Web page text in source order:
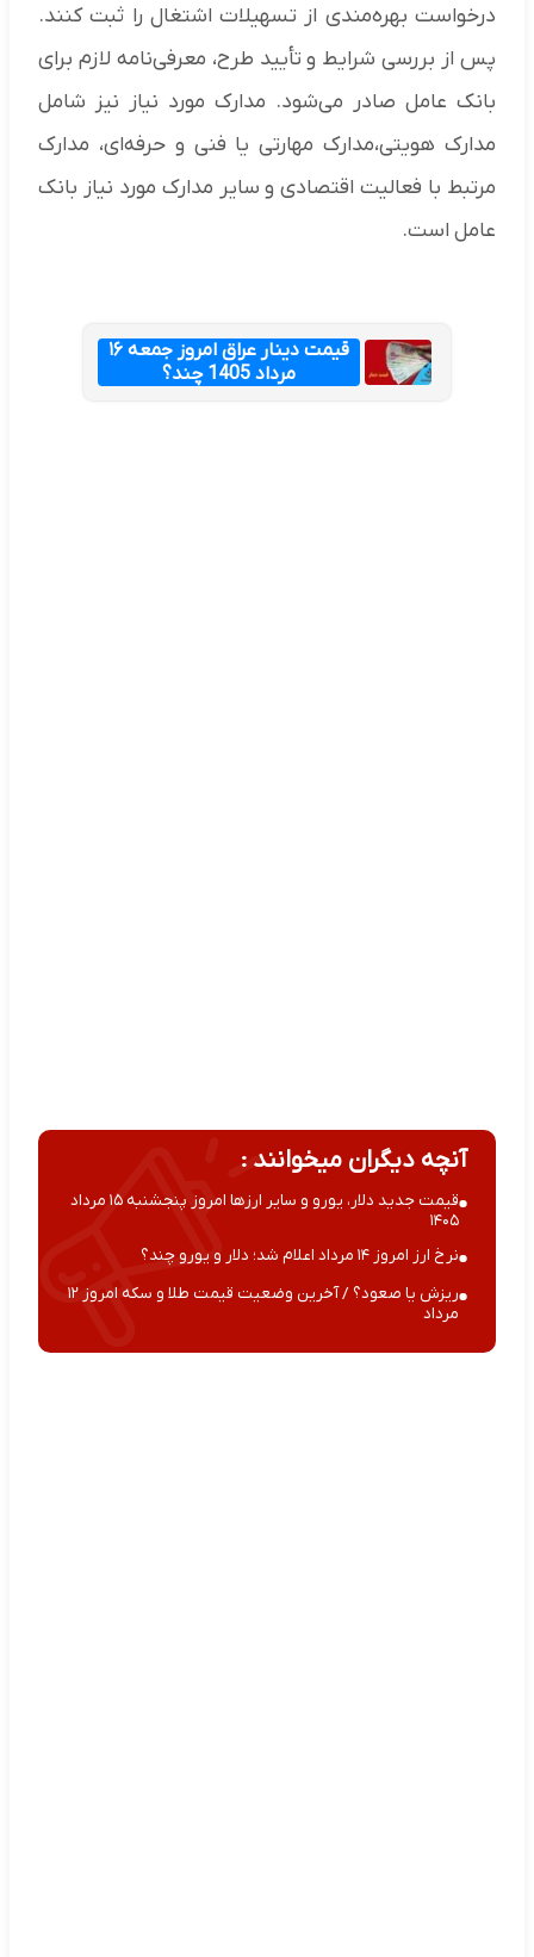
درخواست بهره‌مندی از تسهیلات اشتغال را ثبت کنند.
پس از بررسی شرایط و تأیید طرح، معرفی‌نامه لازم برای
بانک عامل صادر می‌شود. مدارک مورد نیاز نیز شامل
مدارک هویتی،مدارک مهارتی یا فنی و حرفه‌ای، مدارک
مرتبط با فعالیت اقتصادی و سایر مدارک مورد نیاز بانک
عامل است.
قیمت دینار عراق امروز جمعه ۱۶
مرداد 1405 چند؟
آنچه دیگران میخوانند :
قیمت جدید دلار، یورو و سایر ارزها امروز پنجشنبه ۱۵ مرداد
۱۴۰۵
نرخ ارز امروز ۱۴ مرداد اعلام شد؛ دلار و یورو چند؟
ریزش یا صعود؟ / آخرین وضعیت قیمت طلا و سکه امروز ۱۲
مرداد